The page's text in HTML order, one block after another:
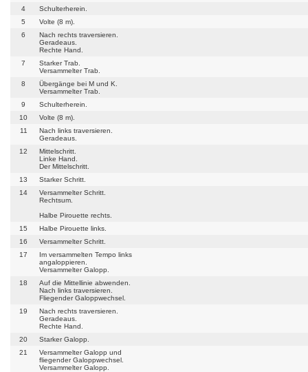
4
Schulterherein.
5
Volte (8 m).
6
Nach rechts traversieren.
Geradeaus.
Rechte Hand.
7
Starker Trab.
Versammelter Trab.
8
Übergänge bei M und K.
Versammelter Trab.
9
Schulterherein.
10
Volte (8 m).
11
Nach links traversieren.
Geradeaus.
12
Mittelschritt.
Linke Hand.
Der Mittelschritt.
13
Starker Schritt.
14
Versammelter Schritt.
Rechtsum.
Halbe Pirouette rechts.
15
Halbe Pirouette links.
16
Versammelter Schritt.
17
Im versammelten Tempo links
angaloppieren.
Versammelter Galopp.
18
Auf die Mittellinie abwenden.
Nach links traversieren.
Fliegender Galoppwechsel.
19
Nach rechts traversieren.
Geradeaus.
Rechte Hand.
20
Starker Galopp.
21
Versammelter Galopp und
fliegender Galoppwechsel.
Versammelter Galopp.